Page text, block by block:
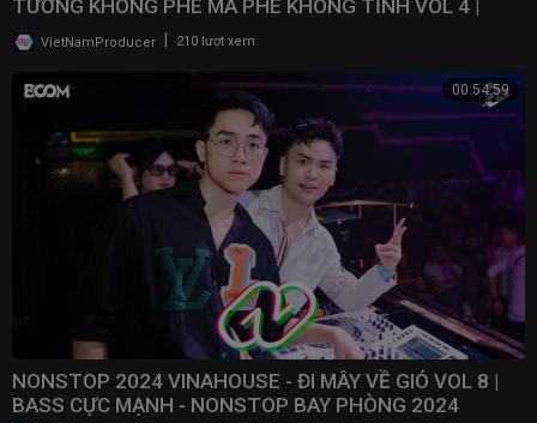
TƯỞNG KHÔNG PHÊ MÀ PHÊ KHÔNG TỈNH VOL 4 |
NONSTOP VN
VietNamProducer 210 lượt xem
00:54:59
NONSTOP 2024 VINAHOUSE - ĐI MÂY VỀ GIÓ VOL 8 |
BASS CỰC MẠNH - NONSTOP BAY PHÒNG 2024